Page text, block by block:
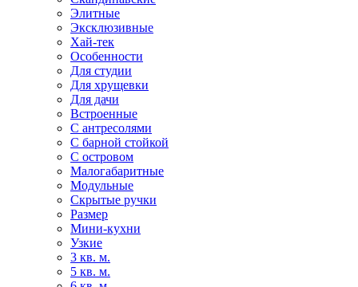
Элитные
Эксклюзивные
Хай-тек
Особенности
Для студии
Для хрущевки
Для дачи
Встроенные
С антресолями
С барной стойкой
С островом
Малогабаритные
Модульные
Скрытые ручки
Размер
Мини-кухни
Узкие
3 кв. м.
5 кв. м.